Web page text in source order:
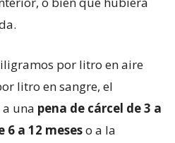
por litro en aire
litro en sangre, el
una pena de cárcel de 3 a
6 a 12 meseso a la